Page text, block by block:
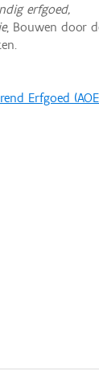
erfgoed,
, Bouwen door
Erfgoed